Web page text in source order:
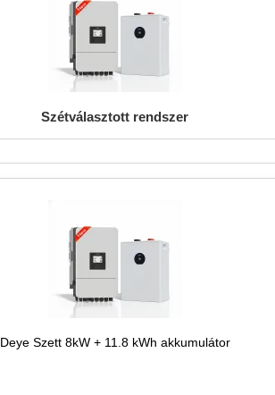
Szétválasztott rendszer
Deye Szett 8kW + 11.8 kWh akkumulátor